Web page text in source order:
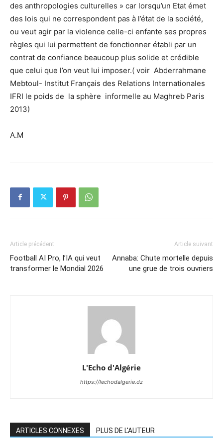
des anthropologies culturelles » car lorsqu’un Etat émet
des lois qui ne correspondent pas à l’état de la société,
ou veut agir par la violence celle-ci enfante ses propres
règles qui lui permettent de fonctionner établi par un
contrat de confiance beaucoup plus solide et crédible
que celui que l’on veut lui imposer.( voir Abderrahmane
Mebtoul- Institut Français des Relations Internationales
IFRI le poids de la sphère informelle au Maghreb Paris
2013)
A.M
Article précédent
Football AI Pro, l’IA qui veut
transformer le Mondial 2026
Article suivant
Annaba: Chute mortelle depuis
une grue de trois ouvriers
L'Echo d'Algérie
https://lechodalgerie.dz
ARTICLES CONNEXES PLUS DE L'AUTEUR